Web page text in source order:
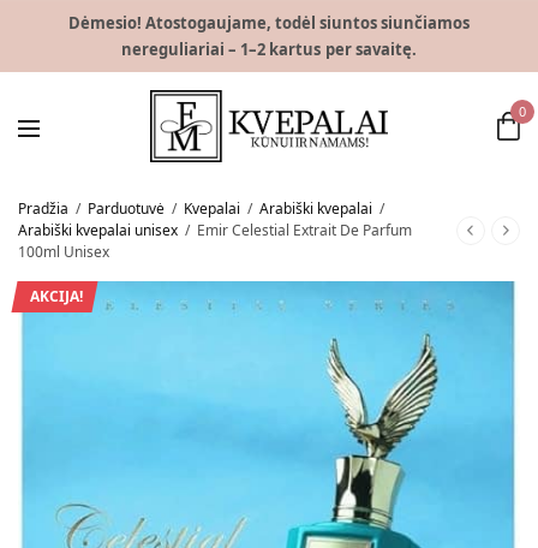
Dėmesio! Atostogaujame, todėl siuntos siunčiamos
nereguliariai – 1–2 kartus per savaitę.
0
Pradžia / Parduotuvė / Kvepalai / Arabiški kvepalai /
Arabiški kvepalai unisex / Emir Celestial Extrait De Parfum
100ml Unisex
AKCIJA!